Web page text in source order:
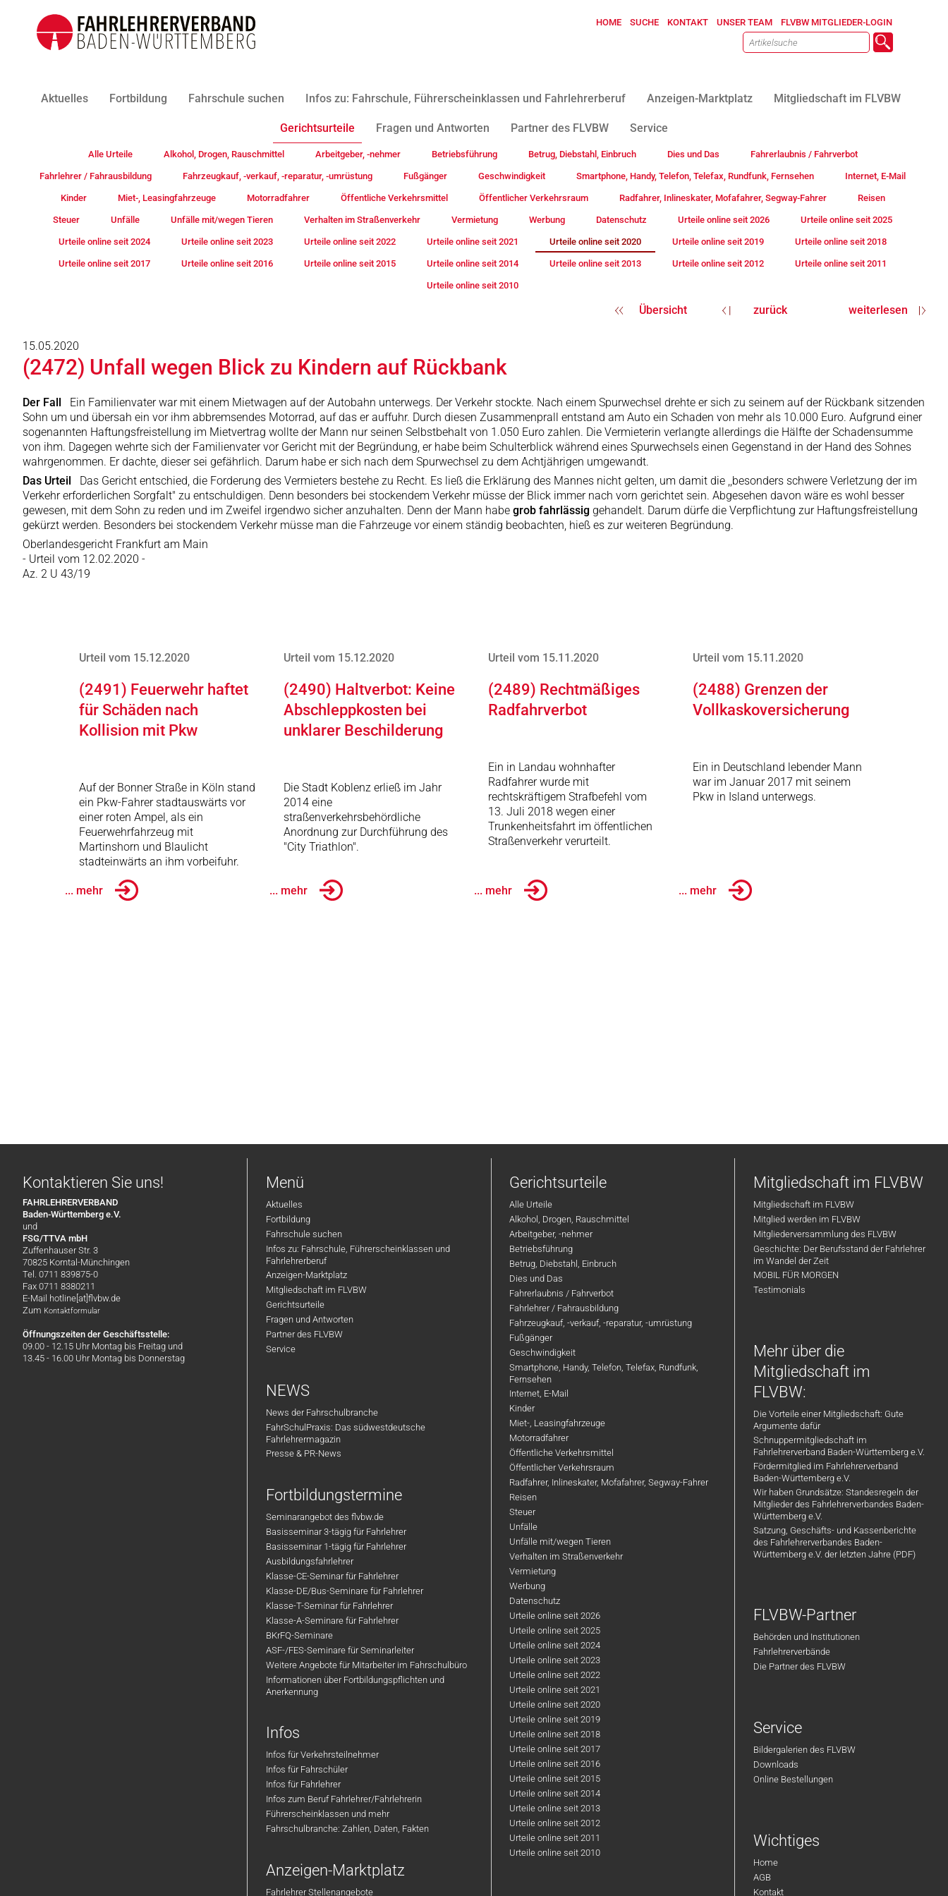
HOME SUCHE KONTAKT UNSER TEAM FLVBW MITGLIEDER-LOGIN
Aktuelles Fortbildung Fahrschule suchen Infos zu: Fahrschule, Führerscheinklassen und Fahrlehrerberuf Anzeigen-Marktplatz Mitgliedschaft im FLVBW
Gerichtsurteile Fragen und Antworten Partner des FLVBW Service
Alle Urteile Alkohol, Drogen, Rauschmittel Arbeitgeber, -nehmer Betriebsführung Betrug, Diebstahl, Einbruch Dies und Das Fahrerlaubnis / Fahrverbot
Fahrlehrer / Fahrausbildung Fahrzeugkauf, -verkauf, -reparatur, -umrüstung Fußgänger Geschwindigkeit Smartphone, Handy, Telefon, Telefax, Rundfunk, Fernsehen Internet, E-Mail
Kinder Miet-, Leasingfahrzeuge Motorradfahrer Öffentliche Verkehrsmittel Öffentlicher Verkehrsraum Radfahrer, Inlineskater, Mofafahrer, Segway-Fahrer Reisen
Steuer Unfälle Unfälle mit/wegen Tieren Verhalten im Straßenverkehr Vermietung Werbung Datenschutz Urteile online seit 2026 Urteile online seit 2025
Urteile online seit 2024 Urteile online seit 2023 Urteile online seit 2022 Urteile online seit 2021 Urteile online seit 2020 Urteile online seit 2019 Urteile online seit 2018
Urteile online seit 2017 Urteile online seit 2016 Urteile online seit 2015 Urteile online seit 2014 Urteile online seit 2013 Urteile online seit 2012 Urteile online seit 2011
Urteile online seit 2010
Übersicht zurück weiterlesen
15.05.2020
(2472) Unfall wegen Blick zu Kindern auf Rückbank
Der Fall Ein Familienvater war mit einem Mietwagen auf der Autobahn unterwegs. Der Verkehr stockte. Nach einem Spurwechsel drehte er sich zu seinem auf der Rückbank sitzenden
Sohn um und übersah ein vor ihm abbremsendes Motorrad, auf das er auffuhr. Durch diesen Zusammenprall entstand am Auto ein Schaden von mehr als 10.000 Euro. Aufgrund einer
sogenannten Haftungsfreistellung im Mietvertrag wollte der Mann nur seinen Selbstbehalt von 1.050 Euro zahlen. Die Vermieterin verlangte allerdings die Hälfte der Schadensumme
von ihm. Dagegen wehrte sich der Familienvater vor Gericht mit der Begründung, er habe beim Schulterblick während eines Spurwechsels einen Gegenstand in der Hand des Sohnes
wahrgenommen. Er dachte, dieser sei gefährlich. Darum habe er sich nach dem Spurwechsel zu dem Achtjährigen umgewandt.
Das Urteil Das Gericht entschied, die Forderung des Vermieters bestehe zu Recht. Es ließ die Erklärung des Mannes nicht gelten, um damit die ,,besonders schwere Verletzung der im
Verkehr erforderlichen Sorgfalt" zu entschuldigen. Denn besonders bei stockendem Verkehr müsse der Blick immer nach vorn gerichtet sein. Abgesehen davon wäre es wohl besser
gewesen, mit dem Sohn zu reden und im Zweifel irgendwo sicher anzuhalten. Denn der Mann habe grob fahrlässig gehandelt. Darum dürfe die Verpflichtung zur Haftungsfreistellung
gekürzt werden. Besonders bei stockendem Verkehr müsse man die Fahrzeuge vor einem ständig beobachten, hieß es zur weiteren Begründung.
Oberlandesgericht Frankfurt am Main
- Urteil vom 12.02.2020 -
Az. 2 U 43/19
Urteil vom 15.12.2020
(2491) Feuerwehr haftet
für Schäden nach
Kollision mit Pkw
Auf der Bonner Straße in Köln stand
ein Pkw-Fahrer stadtauswärts vor
einer roten Ampel, als ein
Feuerwehrfahrzeug mit
Martinshorn und Blaulicht
stadteinwärts an ihm vorbeifuhr.
... mehr
Urteil vom 15.12.2020
(2490) Haltverbot: Keine
Abschleppkosten bei
unklarer Beschilderung
Die Stadt Koblenz erließ im Jahr
2014 eine
straßenverkehrsbehördliche
Anordnung zur Durchführung des
"City Triathlon".
... mehr
Urteil vom 15.11.2020
(2489) Rechtmäßiges
Radfahrverbot
Ein in Landau wohnhafter
Radfahrer wurde mit
rechtskräftigem Strafbefehl vom
13. Juli 2018 wegen einer
Trunkenheitsfahrt im öffentlichen
Straßenverkehr verurteilt.
... mehr
Urteil vom 15.11.2020
(2488) Grenzen der
Vollkaskoversicherung
Ein in Deutschland lebender Mann
war im Januar 2017 mit seinem
Pkw in Island unterwegs.
... mehr
Kontaktieren Sie uns!
FAHRLEHRERVERBAND
Baden-Württemberg e.V.
und
FSG/TTVA mbH
Zuffenhauser Str. 3
70825 Korntal-Münchingen
Tel. 0711 839875-0
Fax 0711 8380211
E-Mail hotline[at]flvbw.de
Zum Kontaktformular
Öffnungszeiten der Geschäftsstelle:
09.00 - 12.15 Uhr Montag bis Freitag und
13.45 - 16.00 Uhr Montag bis Donnerstag
Menü
Aktuelles
Fortbildung
Fahrschule suchen
Infos zu: Fahrschule, Führerscheinklassen und
Fahrlehrerberuf
Anzeigen-Marktplatz
Mitgliedschaft im FLVBW
Gerichtsurteile
Fragen und Antworten
Partner des FLVBW
Service
NEWS
News der Fahrschulbranche
FahrSchulPraxis: Das südwestdeutsche
Fahrlehrermagazin
Presse & PR-News
Fortbildungstermine
Seminarangebot des flvbw.de
Basisseminar 3-tägig für Fahrlehrer
Basisseminar 1-tägig für Fahrlehrer
Ausbildungsfahrlehrer
Klasse-CE-Seminar für Fahrlehrer
Klasse-DE/Bus-Seminare für Fahrlehrer
Klasse-T-Seminar für Fahrlehrer
Klasse-A-Seminare für Fahrlehrer
BKrFQ-Seminare
ASF-/FES-Seminare für Seminarleiter
Weitere Angebote für Mitarbeiter im Fahrschulbüro
Informationen über Fortbildungspflichten und
Anerkennung
Infos
Infos für Verkehrsteilnehmer
Infos für Fahrschüler
Infos für Fahrlehrer
Infos zum Beruf Fahrlehrer/Fahrlehrerin
Führerscheinklassen und mehr
Fahrschulbranche: Zahlen, Daten, Fakten
Anzeigen-Marktplatz
Fahrlehrer Stellenangebote
Gerichtsurteile
Alle Urteile
Alkohol, Drogen, Rauschmittel
Arbeitgeber, -nehmer
Betriebsführung
Betrug, Diebstahl, Einbruch
Dies und Das
Fahrerlaubnis / Fahrverbot
Fahrlehrer / Fahrausbildung
Fahrzeugkauf, -verkauf, -reparatur, -umrüstung
Fußgänger
Geschwindigkeit
Smartphone, Handy, Telefon, Telefax, Rundfunk,
Fernsehen
Internet, E-Mail
Kinder
Miet-, Leasingfahrzeuge
Motorradfahrer
Öffentliche Verkehrsmittel
Öffentlicher Verkehrsraum
Radfahrer, Inlineskater, Mofafahrer, Segway-Fahrer
Reisen
Steuer
Unfälle
Unfälle mit/wegen Tieren
Verhalten im Straßenverkehr
Vermietung
Werbung
Datenschutz
Urteile online seit 2026
Urteile online seit 2025
Urteile online seit 2024
Urteile online seit 2023
Urteile online seit 2022
Urteile online seit 2021
Urteile online seit 2020
Urteile online seit 2019
Urteile online seit 2018
Urteile online seit 2017
Urteile online seit 2016
Urteile online seit 2015
Urteile online seit 2014
Urteile online seit 2013
Urteile online seit 2012
Urteile online seit 2011
Urteile online seit 2010
Mitgliedschaft im FLVBW
Mitgliedschaft im FLVBW
Mitglied werden im FLVBW
Mitgliederversammlung des FLVBW
Geschichte: Der Berufsstand der Fahrlehrer
im Wandel der Zeit
MOBIL FÜR MORGEN
Testimonials
Mehr über die
Mitgliedschaft im
FLVBW:
Die Vorteile einer Mitgliedschaft: Gute
Argumente dafür
Schnuppermitgliedschaft im
Fahrlehrerverband Baden-Württemberg e.V.
Fördermitglied im Fahrlehrerverband
Baden-Württemberg e.V.
Wir haben Grundsätze: Standesregeln der
Mitglieder des Fahrlehrerverbandes Baden-
Württemberg e.V.
Satzung, Geschäfts- und Kassenberichte
des Fahrlehrerverbandes Baden-
Württemberg e.V. der letzten Jahre (PDF)
FLVBW-Partner
Behörden und Institutionen
Fahrlehrerverbände
Die Partner des FLVBW
Service
Bildergalerien des FLVBW
Downloads
Online Bestellungen
Wichtiges
Home
AGB
Kontakt